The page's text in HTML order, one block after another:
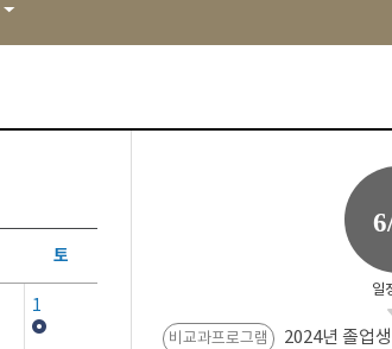
토
1
일
비교과프로그램 2024년 졸업